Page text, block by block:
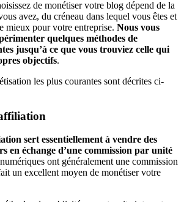
de monétiser votre blog dépend de la
avez, du créneau dans lequel vous êtes et
mieux pour votre entreprise. Nous vous
quelques méthodes de
jusqu’à ce que vous trouviez celle qui
objectifs.
les plus courantes sont décrites ci-
sert essentiellement à vendre des
en échange d’une commission par unité
ont généralement une commission
un excellent moyen de monétiser votre